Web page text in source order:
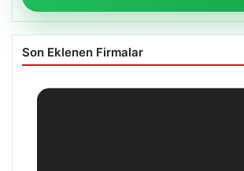
Son Eklenen Firmalar